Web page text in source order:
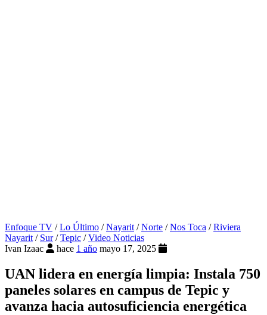
Enfoque TV /Lo Último /Nayarit/Norte /Nos Toca /Riviera
Nayarit/ Sur/Tepic /Video Noticias
Ivan Izaac
hace 1 año mayo 17, 2025
UAN lidera en energía limpia: Instala 750
paneles solares en campus de Tepic y
avanza hacia autosuficiencia energética